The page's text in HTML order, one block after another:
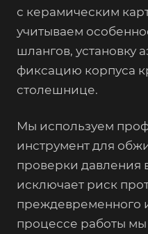
с керамическим
учитываем
шлангов, установку
фиксацию корпуса
столешнице.
Мы используем
инструмент для
проверки давления
исключает риск
преждевременного
процессе работы